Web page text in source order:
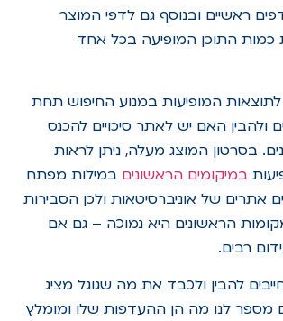
ראשיים ובנוסף גם לדפי המוצר
כמות התוכן המופיעה בכל אחד
המופיעות במנוע החיפוש תחת
ולהבין האם יש לאתר סיכויים להכנס
בסרטון המוצג מעלה, ניתן לראות
במיקומים הראשונים במילות מפתח
אתרים של אוניברסיטאות ולכן הסבירות
הראשונים היא נמוכה – גם אם
רבים.
להבין ולכבד את מה שגוגל מציג
מספר לנו מה הן ההעדפות שלו ומומלץ